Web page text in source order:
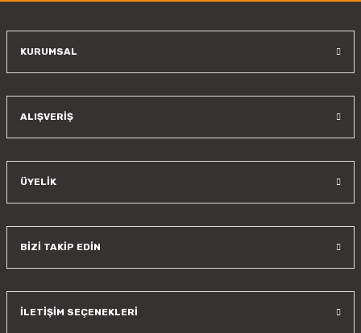
KURUMSAL
ALIŞVERİŞ
ÜYELİK
BİZİ TAKİP EDİN
İLETİŞİM SEÇENEKLERİ